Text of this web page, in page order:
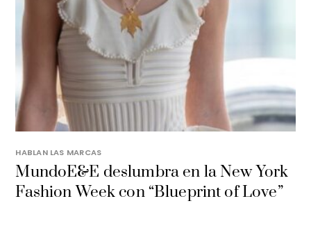
HABLAN LAS MARCAS
MundoE&E deslumbra en la New York
Fashion Week con “Blueprint of Love”